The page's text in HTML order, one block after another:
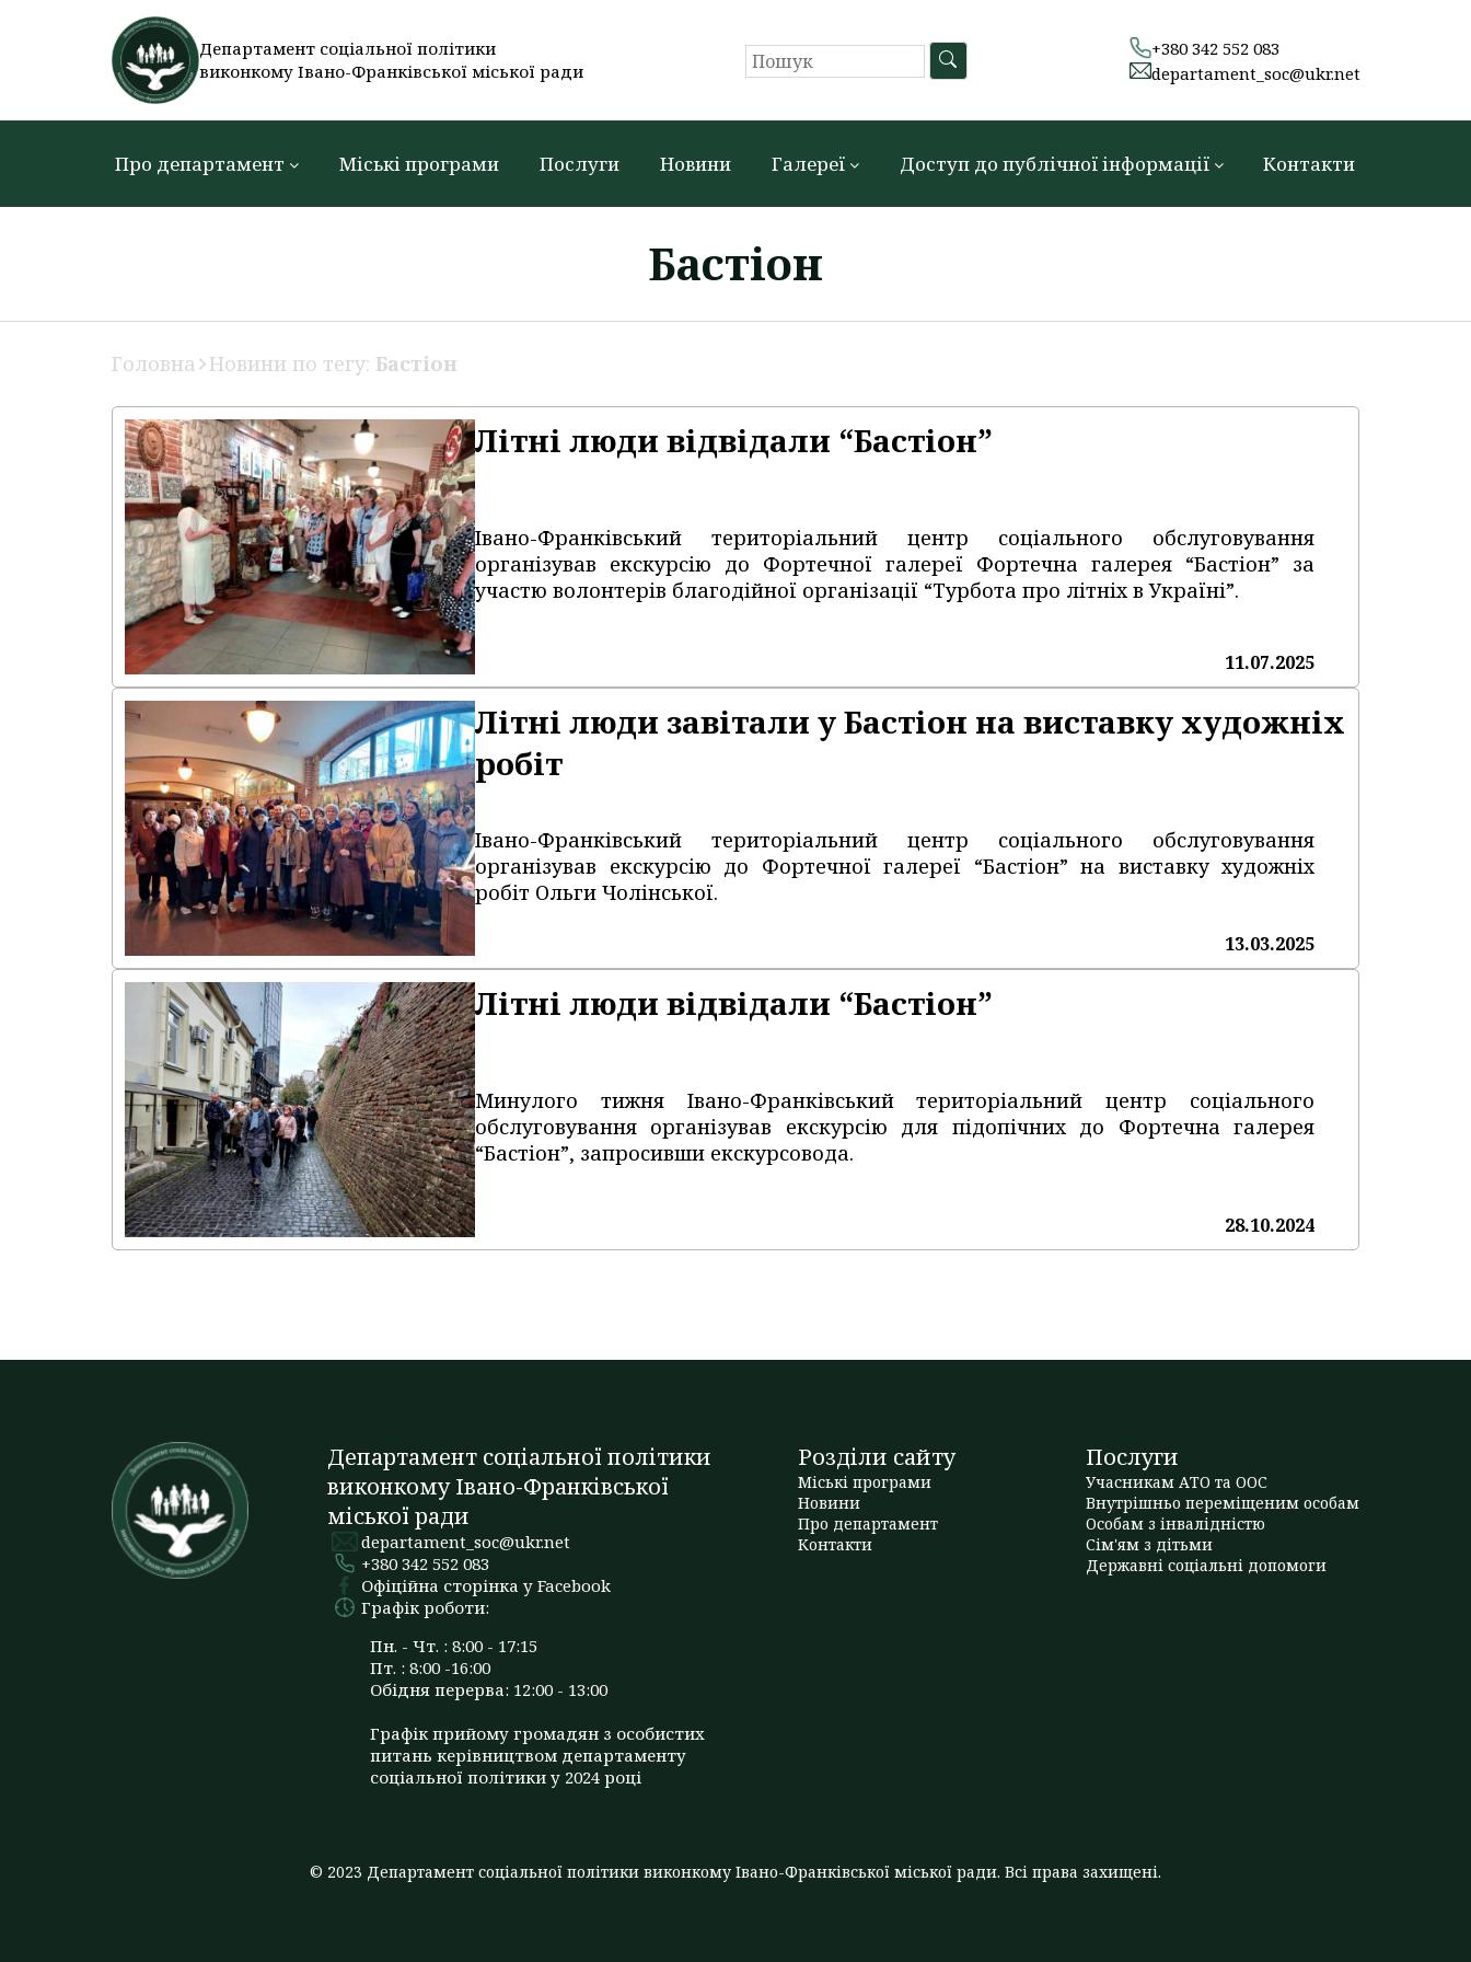
Департамент соціальної політики
виконкому Івано-Франківської міської ради
+380 342 552 083
departament_soc@ukr.net
Про департамент Міські програми Послуги Новини Галереї Доступ до публічної інформації Контакти
Бастіон
Головна Новини по тегу: Бастіон
Літні люди відвідали “Бастіон”
Івано-Франківський територіальний центр соціального обслуговування
організував екскурсію до Фортечної галереї Фортечна галерея “Бастіон” за
участю волонтерів благодійної організації “Турбота про літніх в Україні”.
11.07.2025
Літні люди завітали у Бастіон на виставку художніх
робіт
Івано-Франківський територіальний центр соціального обслуговування
організував екскурсію до Фортечної галереї “Бастіон” на виставку художніх
робіт Ольги Чолінської.
13.03.2025
Літні люди відвідали “Бастіон”
Минулого тижня Івано-Франківський територіальний центр соціального
обслуговування організував екскурсію для підопічних до Фортечна галерея
“Бастіон”, запросивши екскурсовода.
28.10.2024
Департамент соціальної політики
виконкому Івано-Франківської
міської ради
departament_soc@ukr.net
+380 342 552 083
Офіційна сторінка у Facebook
Графік роботи:
Пн. - Чт. : 8:00 - 17:15
Пт. : 8:00 -16:00
Обідня перерва: 12:00 - 13:00
Графік прийому громадян з особистих
питань керівництвом департаменту
соціальної політики у 2024 році
Розділи сайту
Міські програми
Новини
Про департамент
Контакти
Послуги
Учасникам АТО та ООС
Внутрішньо переміщеним особам
Особам з інвалідністю
Сім'ям з дітьми
Державні соціальні допомоги
© 2023 Департамент соціальної політики виконкому Івано-Франківської міської ради. Всі права захищені.